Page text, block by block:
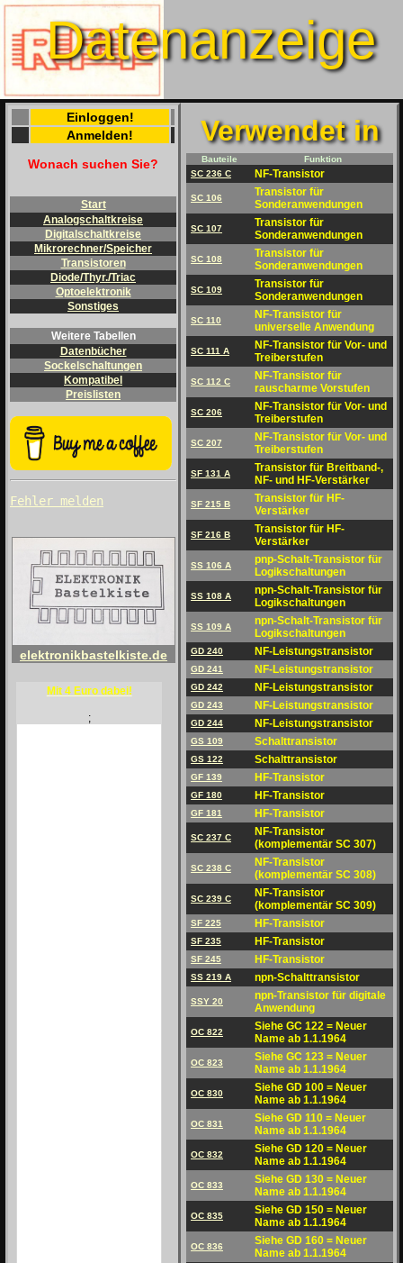
Datenanzeige
Einloggen!
Anmelden!
Wonach suchen Sie?
Start
Analogschaltkreise
Digitalschaltkreise
Mikrorechner/Speicher
Transistoren
Diode/Thyr./Triac
Optoelektronik
Sonstiges
Weitere Tabellen
Datenbücher
Sockelschaltungen
Kompatibel
Preislisten
Fehler melden
elektronikbastelkiste.de
Mit 4 Euro dabei!
;
Verwendet in
Bauteile
Funktion
SC 236 C
NF-Transistor
SC 106
Transistor für
Sonderanwendungen
SC 107
Transistor für
Sonderanwendungen
SC 108
Transistor für
Sonderanwendungen
SC 109
Transistor für
Sonderanwendungen
SC 110
NF-Transistor für
universelle Anwendung
SC 111 A
NF-Transistor für Vor- und
Treiberstufen
SC 112 C
NF-Transistor für
rauscharme Vorstufen
SC 206
NF-Transistor für Vor- und
Treiberstufen
SC 207
NF-Transistor für Vor- und
Treiberstufen
SF 131 A
Transistor für Breitband-,
NF- und HF-Verstärker
SF 215 B
Transistor für HF-
Verstärker
SF 216 B
Transistor für HF-
Verstärker
SS 106 A
pnp-Schalt-Transistor für
Logikschaltungen
SS 108 A
npn-Schalt-Transistor für
Logikschaltungen
SS 109 A
npn-Schalt-Transistor für
Logikschaltungen
GD 240 NF-Leistungstransistor
GD 241 NF-Leistungstransistor
GD 242 NF-Leistungstransistor
GD 243 NF-Leistungstransistor
GD 244 NF-Leistungstransistor
GS 109 Schalttransistor
GS 122 Schalttransistor
GF 139 HF-Transistor
GF 180 HF-Transistor
GF 181 HF-Transistor
SC 237 C
NF-Transistor
(komplementär SC 307)
SC 238 C
NF-Transistor
(komplementär SC 308)
SC 239 C
NF-Transistor
(komplementär SC 309)
SF 225 HF-Transistor
SF 235 HF-Transistor
SF 245 HF-Transistor
SS 219 A npn-Schalttransistor
SSY 20
npn-Transistor für digitale
Anwendung
OC 822
Siehe GC 122 = Neuer
Name ab 1.1.1964
OC 823
Siehe GC 123 = Neuer
Name ab 1.1.1964
OC 830
Siehe GD 100 = Neuer
Name ab 1.1.1964
OC 831
Siehe GD 110 = Neuer
Name ab 1.1.1964
OC 832
Siehe GD 120 = Neuer
Name ab 1.1.1964
OC 833
Siehe GD 130 = Neuer
Name ab 1.1.1964
OC 835
Siehe GD 150 = Neuer
Name ab 1.1.1964
OC 836
Siehe GD 160 = Neuer
Name ab 1.1.1964